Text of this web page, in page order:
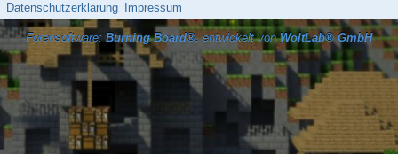
Datenschutzerklärung Impressum
Forensoftware:Burning Board®, entwickelt vonWoltLab® GmbH